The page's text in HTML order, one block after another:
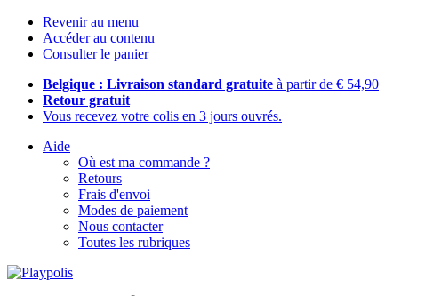
Revenir au menu
Accéder au contenu
Consulter le panier
Belgique : Livraison standard gratuite à partir de € 54,90
Retour gratuit
Vous recevez votre colis en 3 jours ouvrés.
Aide
Où est ma commande ?
Retours
Frais d'envoi
Modes de paiement
Nous contacter
Toutes les rubriques